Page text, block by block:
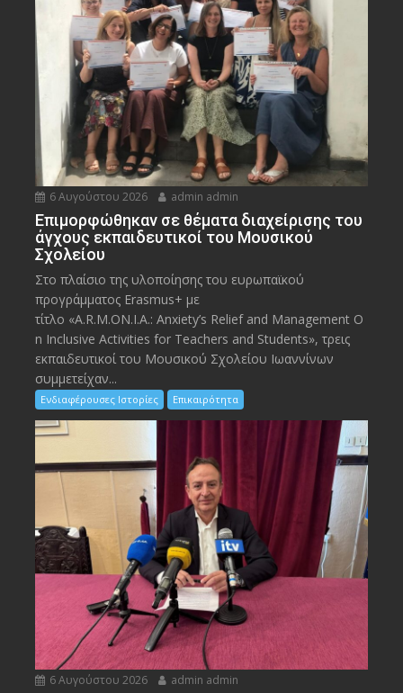
6 Αυγούστου 2026 admin admin
Eπιμορφώθηκαν σε θέματα διαχείρισης του
άγχους εκπαιδευτικοί του Μουσικού
Σχολείου
Στο πλαίσιο της υλοποίησης του ευρωπαϊκού
προγράμματος Erasmus+ με
τίτλο «A.R.M.ON.I.A.: Anxiety’s Relief and Management O
n Inclusive Activities for Teachers and Students», τρεις
εκπαιδευτικοί του Μουσικού Σχολείου Ιωαννίνων
συμμετείχαν...
Ενδιαφέρουσες Ιστορίες Επικαιρότητα
6 Αυγούστου 2026 admin admin